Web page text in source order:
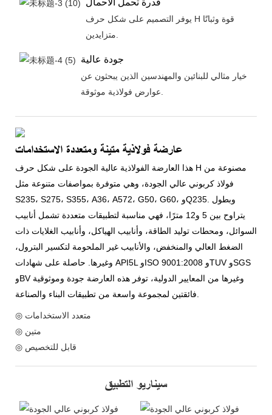
يوفر التصميم على شكل حرف H قوة وثباتًا
جودة عالية
خيار مثالي للبنائين والمهندسين الذين يبحثون عن
عارضة فولاذية متينة ومتعددة الاستخدامات
هذا العارضة الفولاذية عالية الجودة على شكل حرف H مصنوعة من
فولاذ كربوني عالي الجودة، وهي متوفرة بمواصفات متنوعة مثل
S235، S275، S355، A36، A572، G50، G60، وQ235. وبطول
يتراوح بين 5 و12 مترًا، فهي مناسبة لتطبيقات متعددة تشمل أنابيب
السوائل، ومحطات توليد الطاقة، وأنابيب الهياكل، وأنابيب الغلايات ذات
الضغط العالي والمنخفض، والأنابيب غير الملحومة لتكسير البترول،
وغيرها. حاصلة على شهادات API5L وISO 9001:2008 وTUV وSGS
وBV وغيرها من المعايير الدولية، توفر هذه العارضة جودة وموثوقية
◎ متعدد الاستخدامات
◎ متين
◎ قابل للتخصيص
سيناريو التطبيق